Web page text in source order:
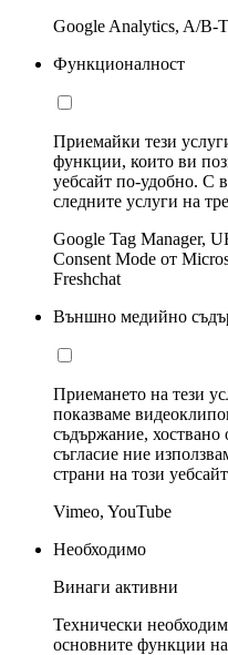
Google Analytics, A/B-
Функционалност
Приемайки тези
функции, които ви
уебсайт по-удобно. С
следните услуги на
Google Tag Manager,
Consent Mode от
Freshchat
Външно медийно
Приемането на тези
показваме
съдържание,
съгласие ние
страни на този
Vimeo, YouTube
Необходимо
Винаги активни
Технически
основните функции на